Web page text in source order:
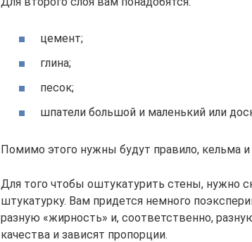
цемент;
глина;
песок;
шпатели большой и маленький или
Помимо этого нужны будут правило, кельма и
Для того чтобы оштукатурить стены, нужно
штукатурку. Вам придется немного
разную «жирность» и, соответственно,
качества и зависят пропорции.